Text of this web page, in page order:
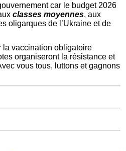
car le budget 2026
classes moyennes, aux
oligarques de l’Ukraine et de
la vaccination obligatoire
organiseront la résistance et
vous tous, luttons et gagnons